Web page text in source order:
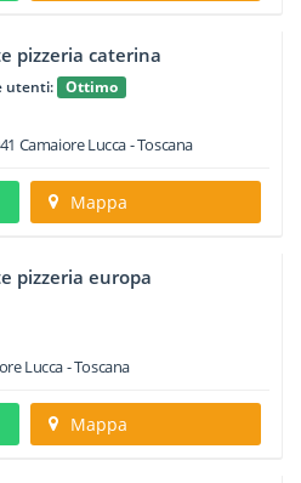
pizzeria caterina
utenti: Ottimo
CamaioreLucca -Toscana
Mappa
pizzeria europa
Lucca -Toscana
Mappa